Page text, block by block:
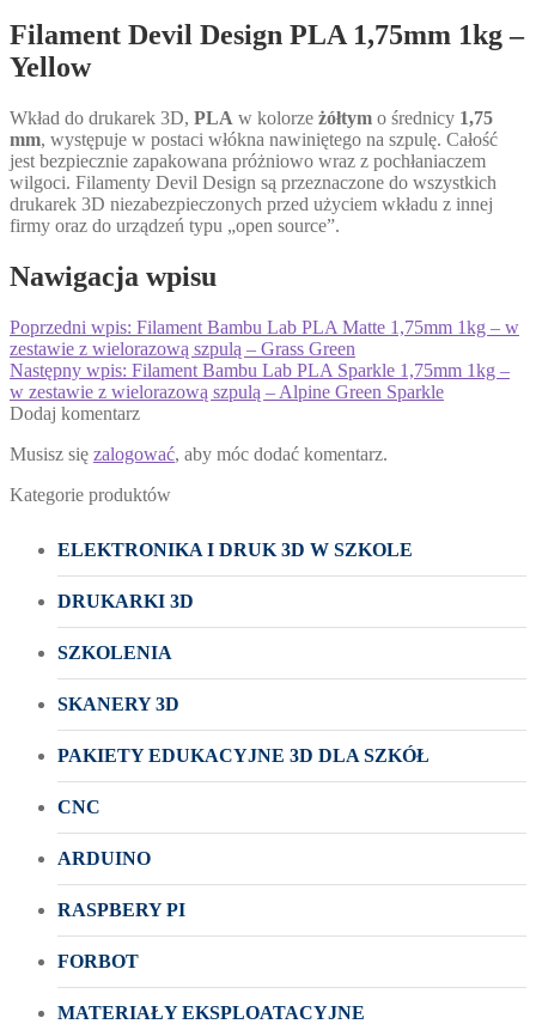
Filament Devil Design PLA 1,75mm 1kg –
Yellow
Wkład do drukarek 3D, PLA w kolorze żółtym o średnicy 1,75
mm, występuje w postaci włókna nawiniętego na szpulę. Całość
jest bezpiecznie zapakowana próżniowo wraz z pochłaniaczem
wilgoci. Filamenty Devil Design są przeznaczone do wszystkich
drukarek 3D niezabezpieczonych przed użyciem wkładu z innej
firmy oraz do urządzeń typu „open source”.
Nawigacja wpisu
Poprzedni wpis: Filament Bambu Lab PLA Matte 1,75mm 1kg – w
zestawie z wielorazową szpulą – Grass Green
Następny wpis: Filament Bambu Lab PLA Sparkle 1,75mm 1kg –
w zestawie z wielorazową szpulą – Alpine Green Sparkle
Dodaj komentarz
Musisz się zalogować, aby móc dodać komentarz.
Kategorie produktów
ELEKTRONIKA I DRUK 3D W SZKOLE
DRUKARKI 3D
SZKOLENIA
SKANERY 3D
PAKIETY EDUKACYJNE 3D DLA SZKÓŁ
CNC
ARDUINO
RASPBERY PI
FORBOT
MATERIAŁY EKSPLOATACYJNE